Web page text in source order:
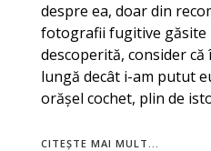
despre ea, doar din
fotografii fugitive găsite
descoperită, consider
lungă decât i-am putut
orășel cochet, plin de
CITEȘTE MAI MULT...